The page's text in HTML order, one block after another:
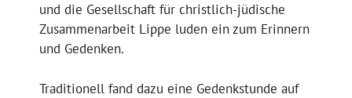
und die Gesellschaft für christlich-jüdische
Zusammenarbeit Lippe luden ein zum Erinnern
und Gedenken.
Traditionell fand dazu eine Gedenkstunde auf